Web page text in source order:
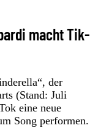
macht Tik-
der
(Stand: Juli
eine neue
Song performen.